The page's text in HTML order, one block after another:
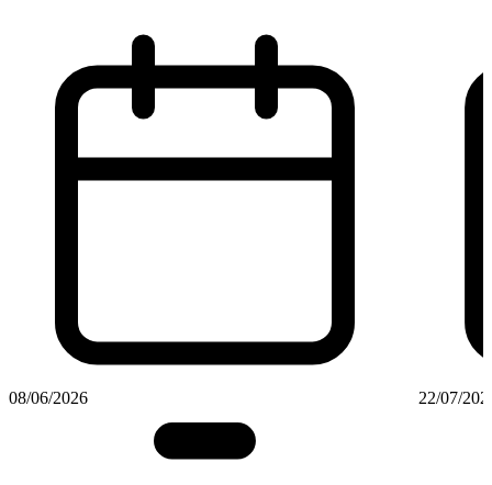
08/06/2026 22/07/